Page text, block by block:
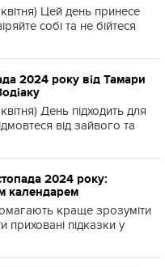
Цей день принесе
собі та не бійтеся
2024 року від Тамари
День підходить для
від зайвого та
2024 року:
календарем
краще зрозуміти
приховані підказки у